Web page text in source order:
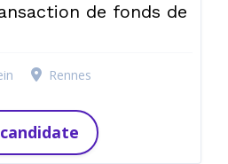
de fonds de
Rennes
candidate